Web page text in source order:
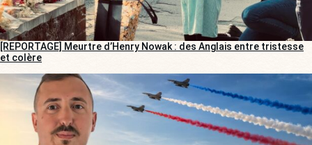
[REPORTAGE] Meurtre d’Henry Nowak : des Anglais entre tristesse
et colère